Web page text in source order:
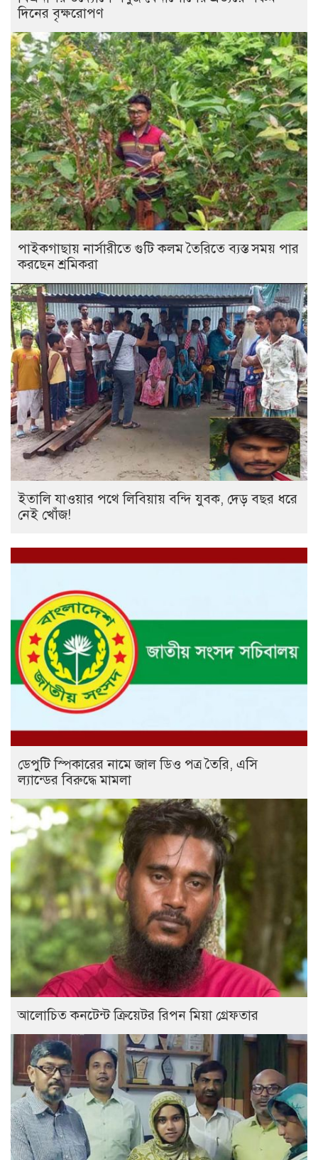
দিনের বৃক্ষরোপণ
পাইকগাছায় নার্সারীতে গুটি কলম তৈরিতে ব্যস্ত সময় পার
করছেন শ্রমিকরা
ইতালি যাওয়ার পথে লিবিয়ায় বন্দি যুবক, দেড় বছর ধরে
নেই খোঁজ!
ডেপুটি স্পিকারের নামে জাল ডিও পত্র তৈরি, এসি
ল্যান্ডের বিরুদ্ধে মামলা
আলোচিত কনটেন্ট ক্রিয়েটর রিপন মিয়া গ্রেফতার